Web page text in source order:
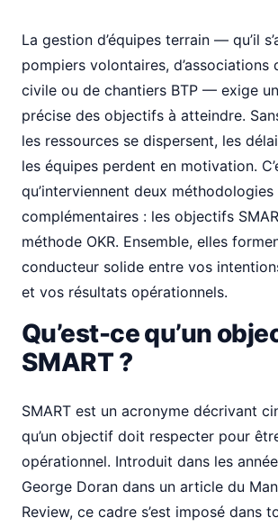
La gestion d’équipes terrain — qu’il
pompiers volontaires, d’associations
civile ou de chantiers BTP — exige
précise des objectifs à atteindre.
les ressources se dispersent, les
les équipes perdent en motivation.
qu’interviennent deux méthodologies
complémentaires : les objectifs
méthode OKR. Ensemble, elles
conducteur solide entre vos
et vos résultats opérationnels.
Qu’est-ce qu’un
SMART ?
SMART est un acronyme décrivant
qu’un objectif doit respecter pour
opérationnel. Introduit dans les
George Doran dans un article du
Review, ce cadre s’est imposé dans